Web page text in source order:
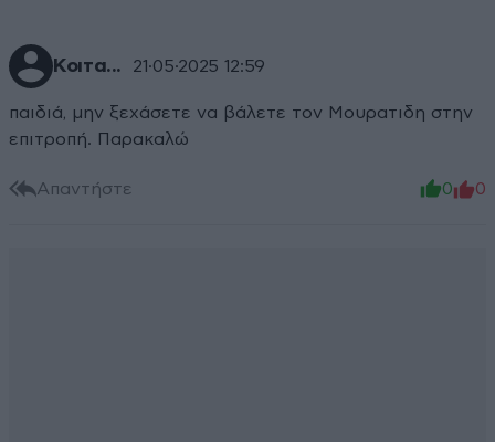
Κοιτα... 21·05·2025 12:59
παιδιά, μην ξεχάσετε να βάλετε τον Μουρατιδη στην
επιτροπή. Παρακαλώ
Απαντήστε 0 0